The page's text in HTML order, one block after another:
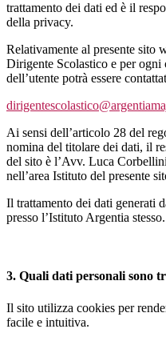
trattamento dei dati ed è il
della privacy.
Relativamente al presente sito
Dirigente Scolastico e per
dell’utente potrà essere
Ai sensi dell’articolo 28 del
nomina del titolare dei dati, il
del sito è l’Avv. Luca
nell’area Istituto del presente
Il trattamento dei dati generati
presso l’Istituto Argentia stesso.
3. Quali dati personali sono
Il sito utilizza cookies per
facile e intuitiva.